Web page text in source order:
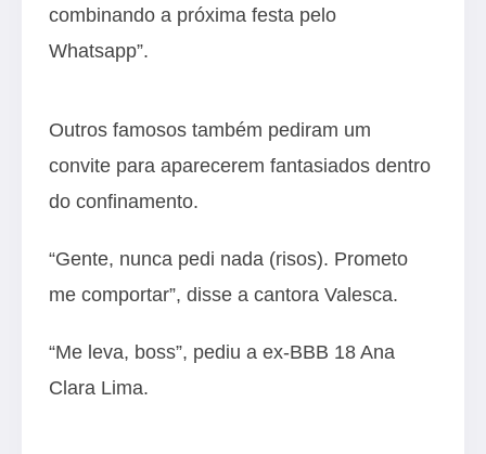
combinando a próxima festa pelo
Whatsapp”.
Outros famosos também pediram um
convite para aparecerem fantasiados dentro
do confinamento.
“Gente, nunca pedi nada (risos). Prometo
me comportar”, disse a cantora Valesca.
“Me leva, boss”, pediu a ex-BBB 18 Ana
Clara Lima.